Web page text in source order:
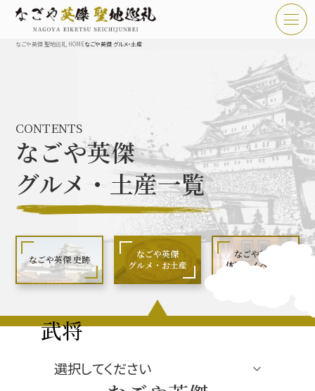
なごや英傑 聖地巡礼とは
なごや英傑 史跡 一覧
なごや英傑 グルメ・土産 一覧
なごや英傑 体験・イベント
豊臣秀長と名古屋の関係
なごや英傑 聖地巡礼 HOMEなごや英傑 グルメ・土産
CONTENTS
なごや英傑
グルメ・土産一覧
なごや英傑 史跡
なごや英傑
グルメ・お土産
なごや英傑
体験・イベント
武将